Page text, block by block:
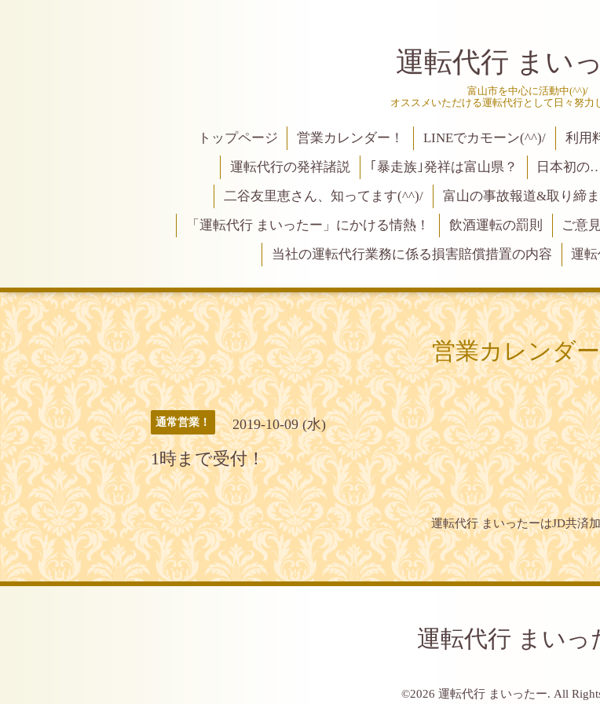
運転代行 まい
富山市を中心に活動中(^^)/
オススメいただける運転代行として日々努力
トップページ 営業カレンダー！ LINEでカモーン(^^)/ 利用
運転代行の発祥諸説
｢暴走族｣発祥は富山県？ 日本初の
二谷友里恵さん、知ってます(^^)/
富山の事故報道&取り締
「運転代行 まいったー」にかける情熱！
飲酒運転の罰則 ご意
当社の運転代行業務に係る損害賠償措置の内容
運
営業カレンダ
通常営業！ 2019-10-09 (水)
1時まで受付！
運転代行 まいったーはJD共済
運転代行 まいっ
©2026 運転代行 まいったー. All